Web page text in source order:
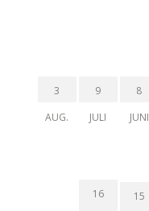
3
AUG.
9
JULI
8
JUNI
16 15